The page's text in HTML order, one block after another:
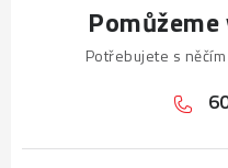
Potřebujete s